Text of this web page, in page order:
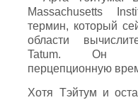
Massachusetts
термин, который
области
Tatum. Он
перцепционную
Хотя Тэйтум и